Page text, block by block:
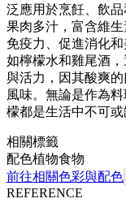
泛應用於烹飪、飲
果肉多汁，富含維
免疫力、促進消化
如檸檬水和雞尾酒
與活力，因其酸爽
風味。無論是作為
檬都是生活中不可或
相關標籤
配色植物食物
前往相關色彩與配色
REFERENCE